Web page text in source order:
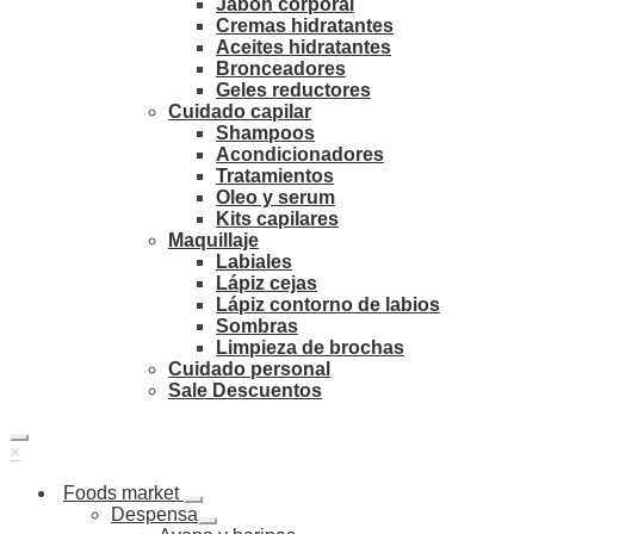
Jabón corporal
Cremas hidratantes
Aceites hidratantes
Bronceadores
Geles reductores
Cuidado capilar
Shampoos
Acondicionadores
Tratamientos
Oleo y serum
Kits capilares
Maquillaje
Labiales
Lápiz cejas
Lápiz contorno de labios
Sombras
Limpieza de brochas
Cuidado personal
Sale Descuentos
×
Foods market
Despensa